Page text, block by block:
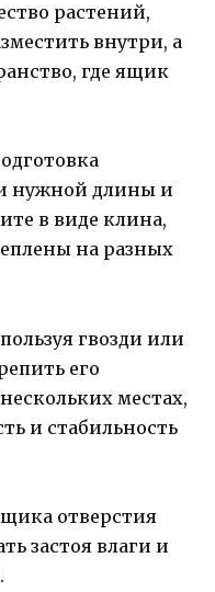
растений,
внутри, а
где ящик
нужной длины и
в виде клина,
на разных
гвозди или
его
местах,
и стабильность
отверстия
застоя влаги и